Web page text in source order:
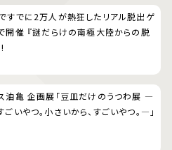
すでに2万人が熱狂したリアル脱出ゲ
開催 『謎だらけの南極大陸からの脱
油亀 企画展「豆皿だけのうつわ展 ―
ごいやつ。小さいから、すごいやつ。―」